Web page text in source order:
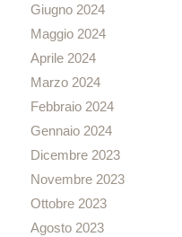
Giugno 2024
Maggio 2024
Aprile 2024
Marzo 2024
Febbraio 2024
Gennaio 2024
Dicembre 2023
Novembre 2023
Ottobre 2023
Agosto 2023